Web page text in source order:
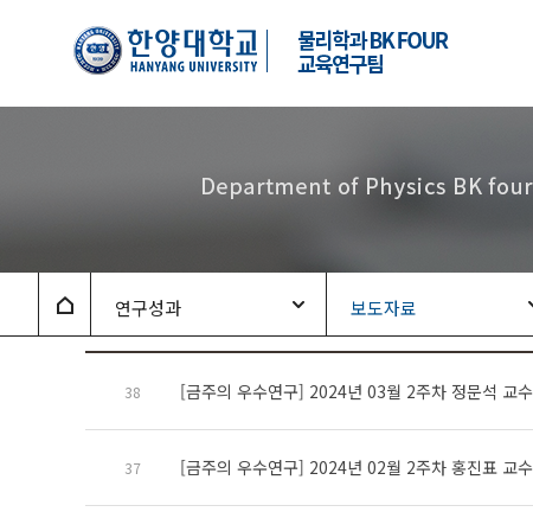
한양대학교
물리학과
Four
양자물질
극한물성
교육연구팀
Home 연구성과 보도자료
38 [금주의 우수연구] 2024년 03월 2주차 정문석 교수
37 [금주의 우수연구] 2024년 02월 2주차 홍진표 교수